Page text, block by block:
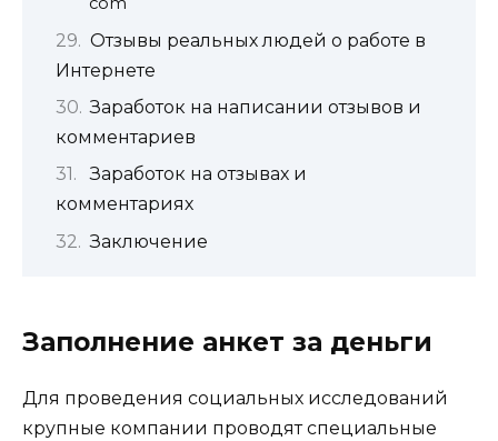
Отзывы реальных людей о работе в
Интернете
Заработок на написании отзывов и
комментариев
Заработок на отзывах и
комментариях
Заключение
Заполнение анкет за деньги
Для проведения социальных исследований
крупные компании проводят специальные